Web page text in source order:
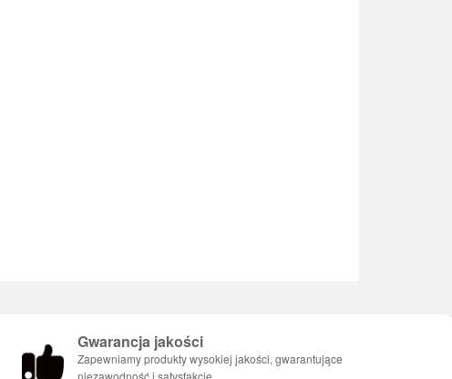
Gwarancja jakości
Zapewniamy produkty wysokiej jakości, gwarantujące
niezawodność i satysfakcję.